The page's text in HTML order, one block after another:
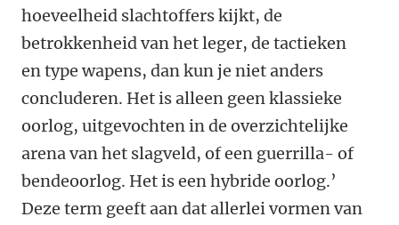
hoeveelheid slachtoffers kijkt, de
betrokkenheid van het leger, de tactieken
en type wapens, dan kun je niet anders
concluderen. Het is alleen geen klassieke
oorlog, uitgevochten in de overzichtelijke
arena van het slagveld, of een guerrilla- of
bendeoorlog. Het is een hybride oorlog.’
Deze term geeft aan dat allerlei vormen van